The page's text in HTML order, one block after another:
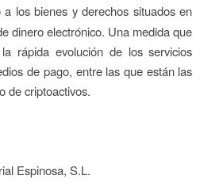
a los bienes y derechos situados en
dinero electrónico. Una medida que
rápida evolución de los servicios
de pago, entre las que están las
de criptoactivos.
Espinosa, S.L.